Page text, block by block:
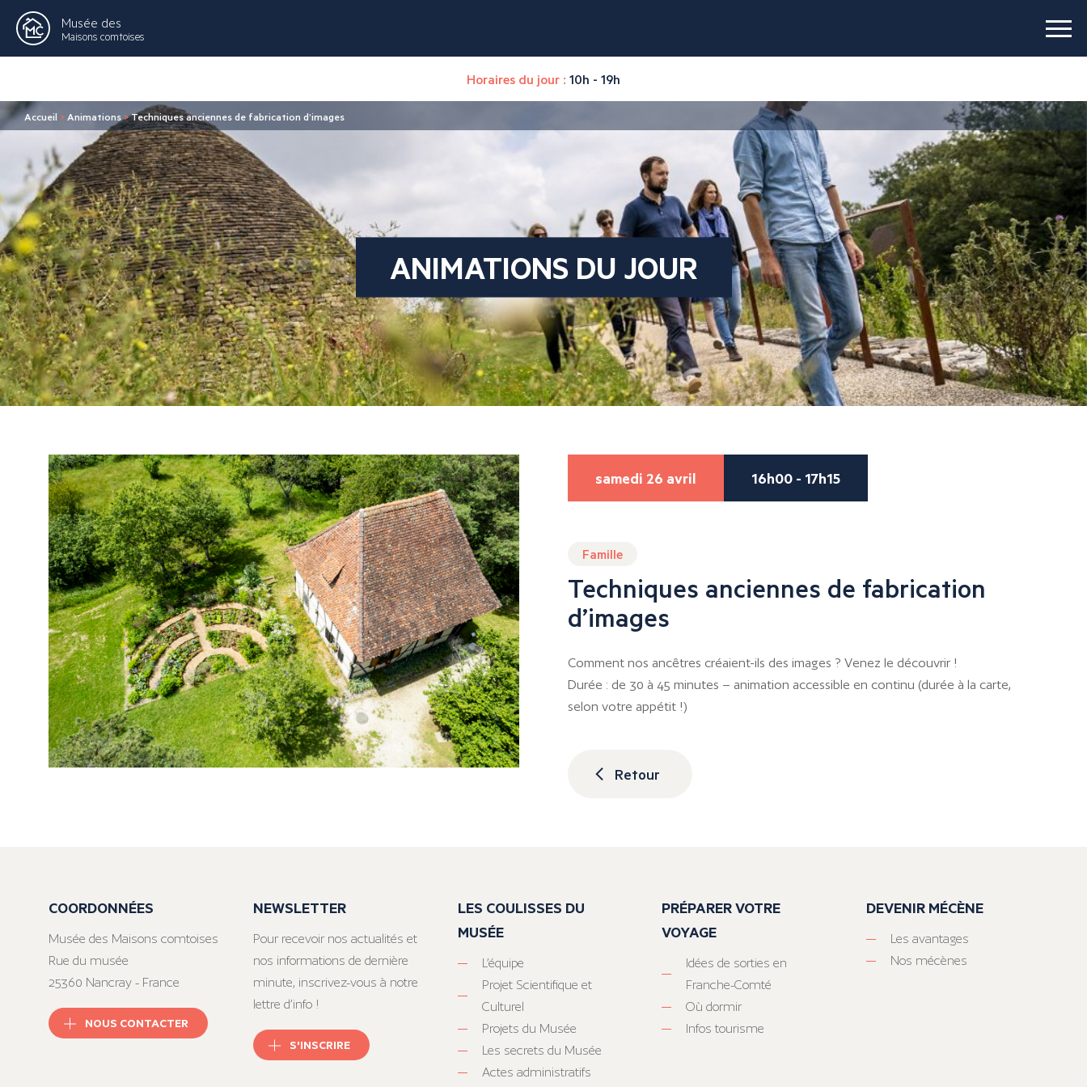
Musée des
Maisons comtoises
Horaires du jour : 10h - 19h
Accueil > Animations>Techniques anciennes de fabrication d’images
ANIMATIONS DU JOUR
samedi 26 avril 16h00 - 17h15
Famille
Techniques anciennes de fabrication
d’images
Comment nos ancêtres créaient-ils des images ? Venez le découvrir !
Durée : de 30 à 45 minutes – animation accessible en continu (durée à la carte,
selon votre appétit !)
Retour
COORDONNÉES
Musée des Maisons comtoises
Rue du musée
25360 Nancray - France
NOUS CONTACTER
NEWSLETTER
Pour recevoir nos actualités et
nos informations de dernière
minute, inscrivez-vous à notre
lettre d’info !
S'INSCRIRE
LES COULISSES DU
MUSÉE
L’équipe
Projet Scientifique et
Culturel
Projets du Musée
Les secrets du Musée
Actes administratifs
PRÉPARER VOTRE
VOYAGE
Idées de sorties en
Franche-Comté
Où dormir
Infos tourisme
DEVENIR MÉCÈNE
Les avantages
Nos mécènes